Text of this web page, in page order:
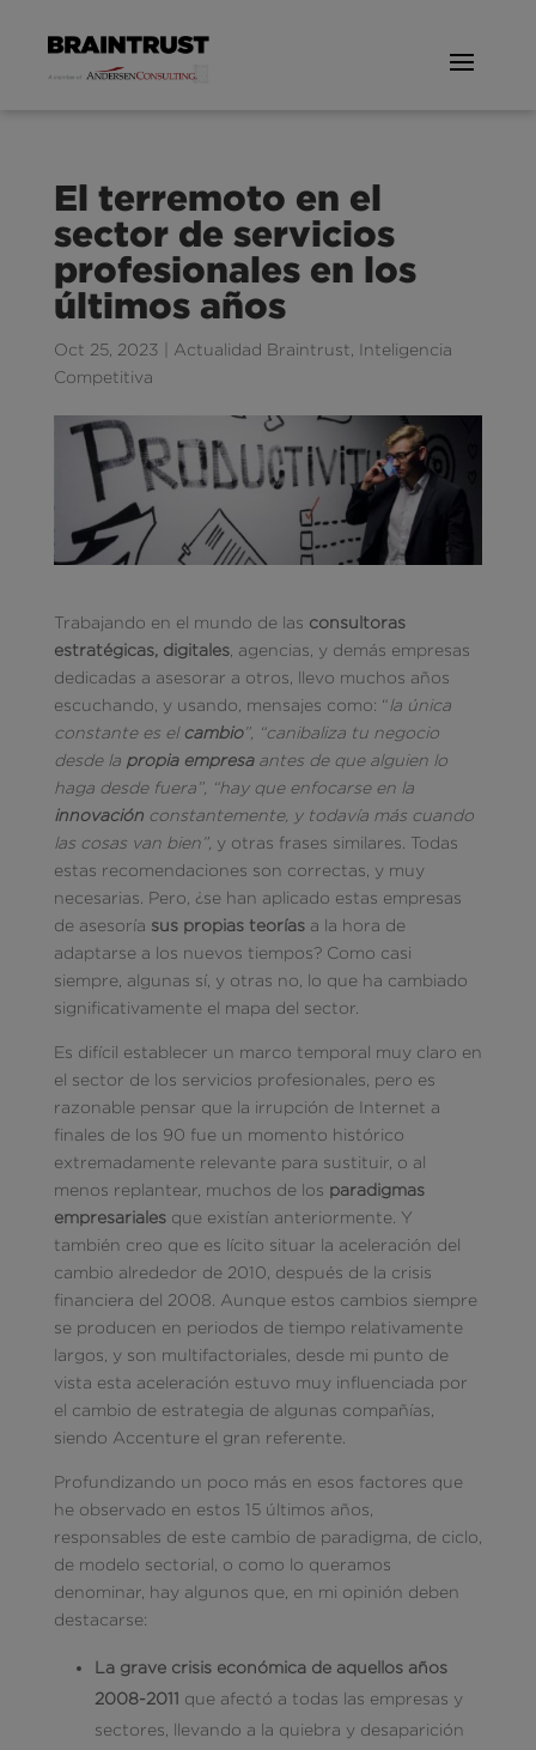
El terremoto en el
sector de servicios
profesionales en los
últimos años
Oct 25, 2023 Actualidad Braintrust Inteligencia
Competitiva
Trabajando en el mundo de las consultoras
estratégicas, digitales, agencias, y demás empresas
dedicadas a asesorar a otros, llevo muchos años
escuchando, y usando, mensajes como: “ la única
constante es el cambio”, “canibaliza tu negocio
desde lapropia empresaantes de que alguien lo
haga desde fuera”, “hay que enfocarse en la
innovaciónconstantemente, y todavía más cuando
las cosas van bien”, y otras frases similares. Todas
estas recomendaciones son correctas, y muy
necesarias. Pero, ¿se han aplicado estas empresas
de asesoría sus propias teoríasa la hora de
adaptarse a los nuevos tiempos? Como casi
siempre, algunas sí, y otras no, lo que ha cambiado
significativamente el mapa del sector.
Es difícil establecer un marco temporal muy claro en
el sector de los servicios profesionales, pero es
razonable pensar que la irrupción de Internet a
finales de los 90 fue un momento histórico
extremadamente relevante para sustituir, o al
menos replantear, muchos de los paradigmas
empresarialesque existían anteriormente. Y
también creo que es lícito situar la aceleración del
cambio alrededor de 2010, después de la crisis
financiera del 2008. Aunque estos cambios siempre
se producen en periodos de tiempo relativamente
largos, y son multifactoriales, desde mi punto de
vista esta aceleración estuvo muy influenciada por
el cambio de estrategia de algunas compañías,
siendo Accenture el gran referente.
Profundizando un poco más en esos factores que
he observado en estos 15 últimos años,
responsables de este cambio de paradigma, de ciclo,
de modelo sectorial, o como lo queramos
denominar, hay algunos que, en mi opinión deben
destacarse:
La grave crisis económica de aquellos años
2008-2011 que afectó a todas las empresas y
sectores, llevando a la quiebra y desaparición